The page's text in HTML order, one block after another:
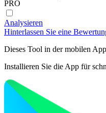
PRO
Analysieren
Hinterlassen Sie eine
Dieses Tool in der mobilen
Installieren Sie die App für